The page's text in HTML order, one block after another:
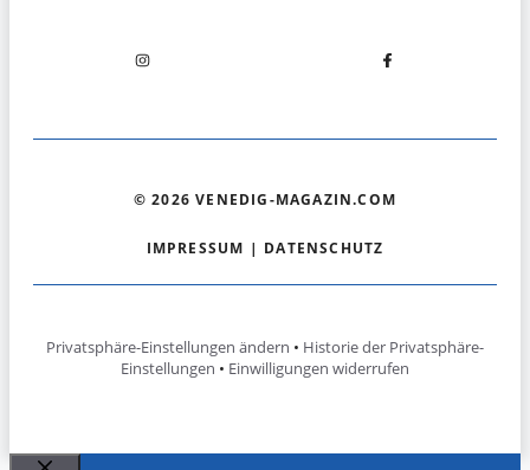
© 2026 VENEDIG-MAGAZIN.COM
IMPRESSUM | DATENSCHUTZ
Privatsphäre-Einstellungen ändern • Historie der Privatsphäre-
Einstellungen • Einwilligungen widerrufen